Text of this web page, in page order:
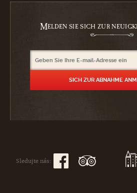
MELDEN SIE SICH ZUR
Sledujte nás: